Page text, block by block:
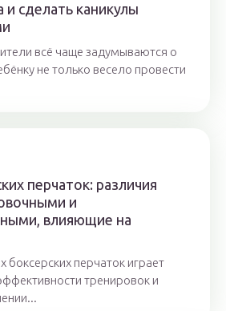
и сделать каникулы
всё чаще задумываются о
не только весело провести
перчаток: различия
и
влияющие на
перчаток играет
тренировок и